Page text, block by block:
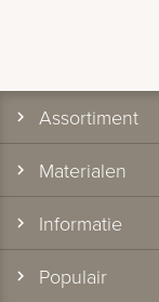
Assortiment
Materialen
Informatie
Populair